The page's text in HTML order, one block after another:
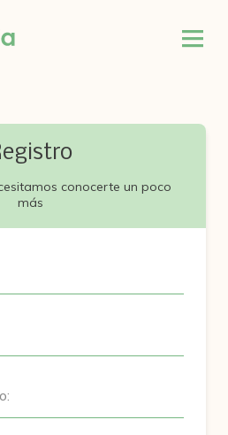
conocerte un poco
más